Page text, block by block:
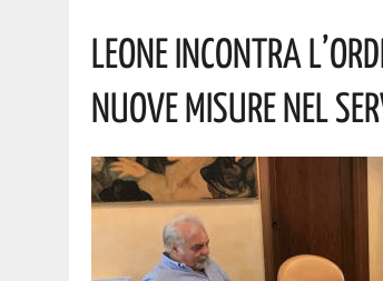
TORNA IL ‘METAPONTO BEACH FESTIVAL’ E
6 AGOSTO 2026 | VALSINNI CELEBRA LA POETESSA ISABELLA
6 AGOSTO 2026 A FERRANDINA NUOVE ROTONDE E
Leone Incontra
Nuove Misure Nel